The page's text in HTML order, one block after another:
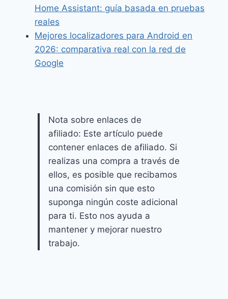
Home Assistant: guía basada en pruebas
reales
Mejores localizadores para Android en
2026: comparativa real con la red de
Google
Nota sobre enlaces de
afiliado: Este artículo puede
contener enlaces de afiliado. Si
realizas una compra a través de
ellos, es posible que recibamos
una comisión sin que esto
suponga ningún coste adicional
para ti. Esto nos ayuda a
mantener y mejorar nuestro
trabajo.